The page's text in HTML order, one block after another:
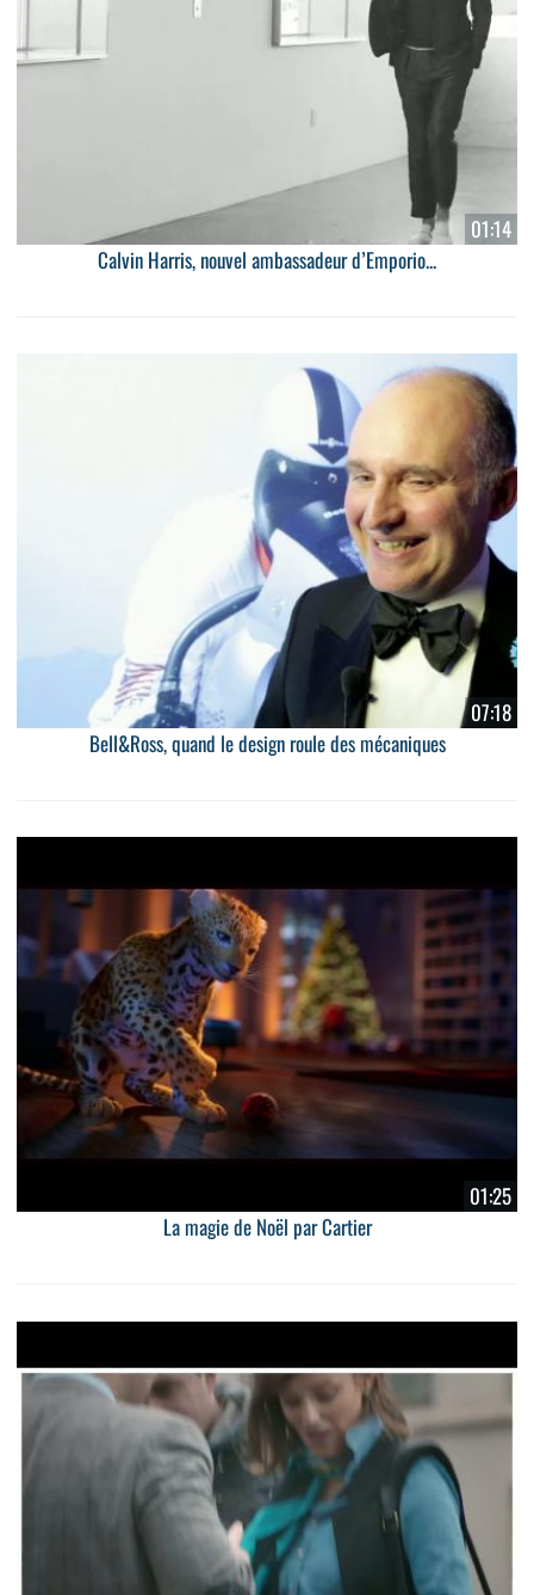
01:14
Calvin Harris, nouvel ambassadeur d’Emporio...
07:18
Bell&Ross, quand le design roule des mécaniques
01:25
La magie de Noël par Cartier